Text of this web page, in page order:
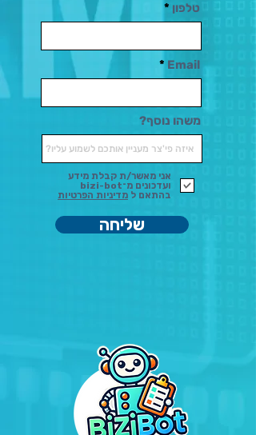
Email
טלפון
שליחה
משהו נוסף?
אני מאשר/ת קבלת מידע
ועדכונים מ־bizi-bot
בהתאם ל מדיניות הפרטיות